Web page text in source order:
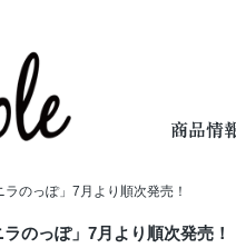
のっぽ」7月より順次発売！
のっぽ」7月より順次発売！